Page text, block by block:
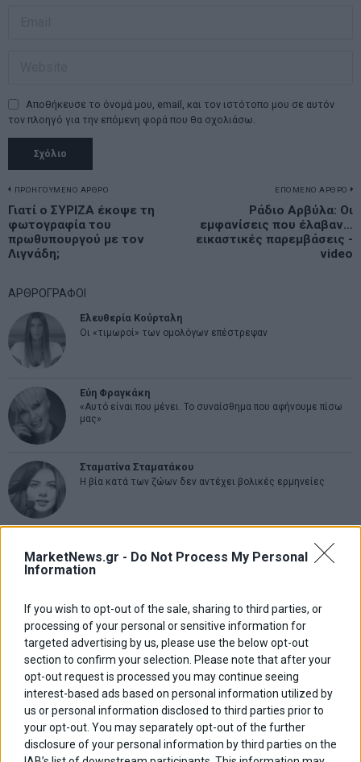
MarketNews.gr - Do Not Process My Personal
Information
If you wish to opt-out of the sale, sharing to third parties, or
processing of your personal or sensitive information for
targeted advertising by us, please use the below opt-out
section to confirm your selection. Please note that after your
opt-out request is processed you may continue seeing
interest-based ads based on personal information utilized by
us or personal information disclosed to third parties prior to
your opt-out. You may separately opt-out of the further
disclosure of your personal information by third parties on the
Αποθήκευσε το όνομά μου, email, και τον ιστότοπο μου σε αυτόν
τον πλοηγό για την επόμενη φορά που θα σχολιάσω.
Πλοήγηση
άρθρων
ΠΡΟΗΓΟΥΜΕΝΟ ΑΡΘΡΟ
Previous
post:
Γιατί ο ΣΥΡΙΖΑ έκοψε τη
φωτογραφία του
πρωθυπουργού με τον
Λιγνάδη;
ΕΠΟΜΕΝΟ ΑΡΘΡΟ
Ράδιο Αρβύλα: Οι
εμφανίσεις που έλαβαν…
εικαστικές παρεμβάσεις -
video
ΑΡΘΡΟΓΡΑΦΟΙ
Ελευθερία Κούρταλη
Οι «τιμωροί» των ομολόγων επέστρεψαν
Εύη Φραγκάκη
«Αυτό είναι που μένει. Το συναίσθημα που αφήνουμε πίσω
μας»
Σταματίνα Σταματάκου
Η βία κατά των ζώων δεν αντέχει βολικές ερμηνείες
Από την αποθέωση στην καταγγελία: Η Ελλάδα πάντα
ψάχνει τον επόμενο Μεσσία
Νικόλαος Φουρτζής
Τεχνητή Νοημοσύνη: Η κινητήρια δύναμη της ανάπτυξης,
αλλά και μια πρόκληση για την ασφάλεια των επιχειρήσεων
Θανάσης Κρητικός
Στις 11/12 το πρώτο ευρωπαϊκό ντέρμπι «αιωνίων»